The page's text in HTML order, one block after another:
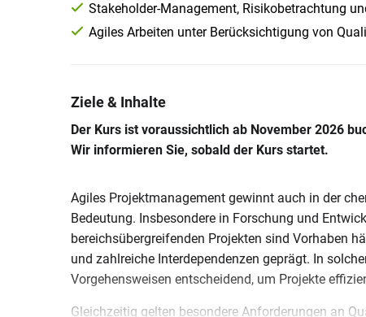
Stakeholder-Management, Risikobetrachtung
Agiles Arbeiten unter Berücksichtigung von
Ziele & Inhalte
Der Kurs ist voraussichtlich ab November 2026
Wir informieren Sie, sobald der Kurs startet.
Agiles Projektmanagement gewinnt auch in der
Bedeutung. Insbesondere in Forschung und
bereichsübergreifenden Projekten sind Vorhaben
und zahlreiche Interdependenzen geprägt. In
Vorgehensweisen entscheidend, um Projekte
Gleichzeitig gelten besondere Anforderungen an